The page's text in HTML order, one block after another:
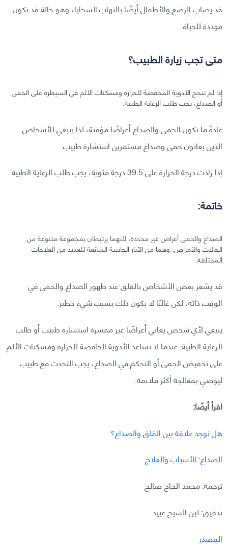
قد يصاب الرضع والأطفال أيضًا بالتهاب السحايا، وهو حالة قد تكون
مهددة للحياة.
متى تجب زيارة الطبيب؟
إذا لم تنجح الأدوية المخفضة للحرارة ومسكنات الألم في السيطرة على الحمى
أو الصداع، يجب طلب الرعاية الطبية.
عادةً ما تكون الحمى والصداع أعراضًا مؤقتة، لذا ينبغي للأشخاص
الذين يعانون حمى وصداع مستمرين استشارة طبيب.
إذا زادت درجة الحرارة على 39.5 درجة مئوية، يجب طلب الرعاية الطبية.
خاتمة:
الصداع والحمى أعراض غير محددة، لأنهما يرتبطان بمجموعة متنوعة من
الحالات والأمراض. وهما من الآثار الجانبية الشائعة للعديد من العلاجات
المختلفة.
قد يشعر بعض الأشخاص بالقلق عند ظهور الصداع والحمى في
الوقت ذاته، لكن غالبًا لا يكون ذلك بسبب شيء خطير.
ينبغي لأي شخص يعاني أعراضًا غير مفسرة استشارة طبيب أو طلب
الرعاية الطبية. عندما لا تساعد الأدوية الخافضة للحرارة ومسكنات الألم
على تخفيض الحمى أو التحكم في الصداع، يجب التحدث مع طبيب
ليوصي بمعالجة أكثر ملاءمة.
اقرأ أيضًا:
هل توجد علاقة بين القلق والصداع؟
الصداع: الأسباب والعلاج
ترجمة: محمد الحاج صالح
تدقيق: لين الشيخ عبيد
المصدر